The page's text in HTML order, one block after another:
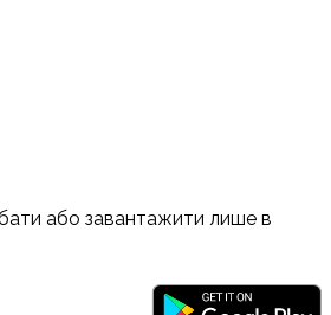
або завантажити лише в